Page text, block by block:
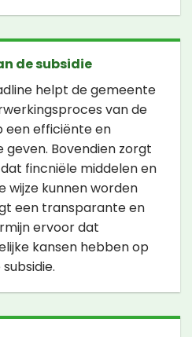
de subsidie
helpt de gemeente
van de
een efficiënte en
geven. Bovendien zorgt
fincniële middelen en
wijze kunnen worden
een transparante en
ervoor dat
kansen hebben op